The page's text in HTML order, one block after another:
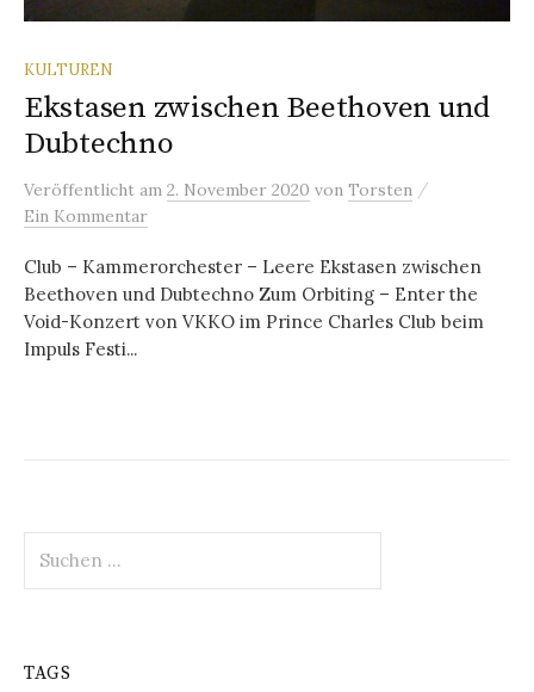
KULTUREN
Ekstasen zwischen Beethoven und
Dubtechno
Veröffentlicht am 2. November 2020 von Torsten /
Ein Kommentar
Club – Kammerorchester – Leere Ekstasen zwischen
Beethoven und Dubtechno Zum Orbiting – Enter the
Void-Konzert von VKKO im Prince Charles Club beim
Impuls Festi...
nach:
TAGS